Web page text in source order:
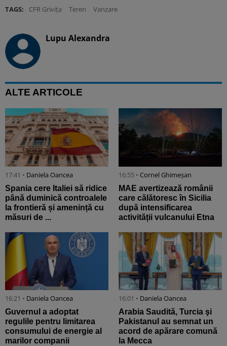
TAGS: CFR Grivița Teren Vanzare
Lupu Alexandra
ALTE ARTICOLE
17:41 • Daniela Oancea
Spania cere Italiei să ridice
până duminică controalele
la frontieră și amenință cu
măsuri de ...
16:55 • Cornel Ghimeșan
MAE avertizează românii
care călătoresc în Sicilia
după intensificarea
activității vulcanului Etna
16:21 • Daniela Oancea
Guvernul a adoptat
regulile pentru limitarea
consumului de energie al
marilor companii
16:01 • Daniela Oancea
Arabia Saudită, Turcia şi
Pakistanul au semnat un
acord de apărare comună
la Mecca